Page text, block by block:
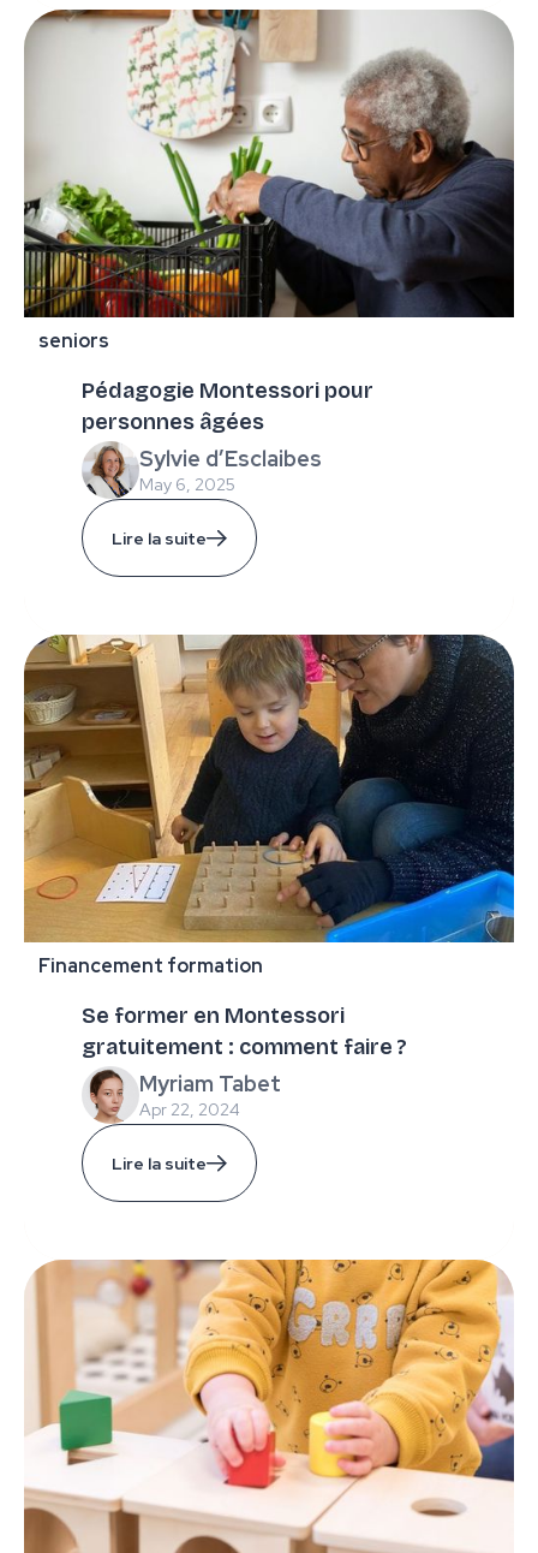
seniors
Pédagogie Montessori pour
personnes âgées
Sylvie d’Esclaibes
May 6, 2025
Lire la suite
Financement formation
Se former en Montessori
gratuitement : comment faire ?
Myriam Tabet
Apr 22, 2024
Lire la suite